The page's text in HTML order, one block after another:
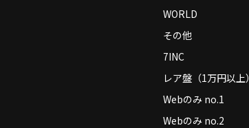
WORLD
その他
7INC
レア盤（1万円以上）
Webのみ no.1
Webのみ no.2